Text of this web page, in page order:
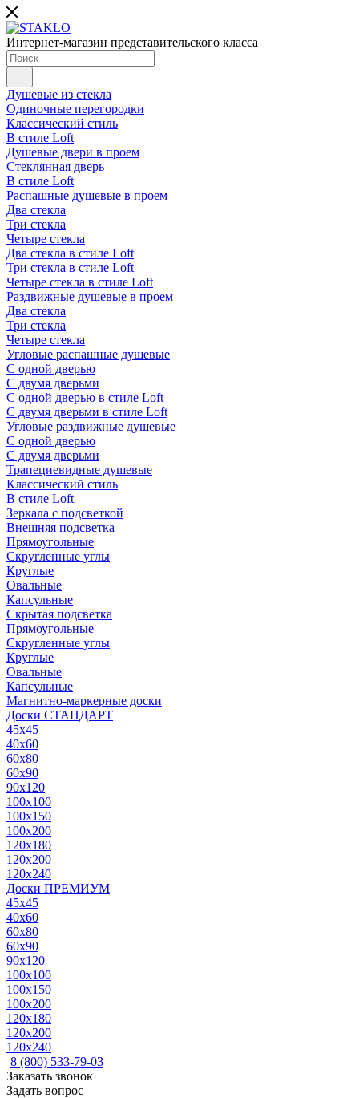
Интернет-магазин представительского класса
Душевые из стекла
Одиночные перегородки
Классический стиль
В стиле Loft
Душевые двери в проем
Стеклянная дверь
В стиле Loft
Распашные душевые в проем
Два стекла
Три стекла
Четыре стекла
Два стекла в стиле Loft
Три стекла в стиле Loft
Четыре стекла в стиле Loft
Раздвижные душевые в проем
Два стекла
Три стекла
Четыре стекла
Угловые распашные душевые
С одной дверью
С двумя дверьми
С одной дверью в стиле Loft
С двумя дверьми в стиле Loft
Угловые раздвижные душевые
С одной дверью
С двумя дверьми
Трапециевидные душевые
Классический стиль
В стиле Loft
Зеркала с подсветкой
Внешняя подсветка
Прямоугольные
Скругленные углы
Круглые
Овальные
Капсульные
Скрытая подсветка
Прямоугольные
Скругленные углы
Круглые
Овальные
Капсульные
Магнитно-маркерные доски
Доски СТАНДАРТ
45x45
40x60
60x80
60x90
90x120
100x100
100x150
100x200
120x180
120x200
120x240
Доски ПРЕМИУМ
45x45
40x60
60x80
60x90
90x120
100x100
100x150
100x200
120x180
120x200
120x240
8 (800) 533-79-03
Заказать звонок
Задать вопрос